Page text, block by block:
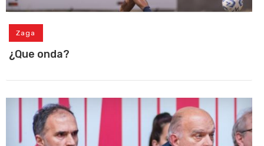
Zaga
¿Que onda?